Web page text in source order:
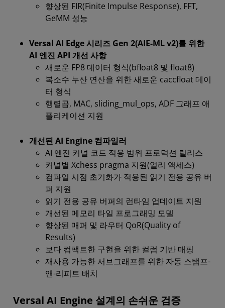
향상된 FIR(Finite Impulse Response), FFT,
GeMM 성능
Versal AI Edge 시리즈 Gen 2(AIE-ML v2)를 위한
AI 엔진 API 개선 사항
새로운 FP8 데이터 형식(bfloat8 및 float8)
복소수 누산 연산을 위한 새로운 caccfloat 데이
터 형식
행렬곱, MAC, sliding_mul_ops, ADF 그래프 애
플리케이션 지원
개선된 AI Engine 컴파일러
AI 엔진 커널 코드 적용 범위 프로덕션 릴리스
커널별 Xchess pragma 지원(얼리 액세스)
컴파일 시점 초기화가 적용된 읽기 전용 공유 버
퍼 지원
읽기 전용 공유 버퍼의 런타임 업데이트 지원
개선된 메모리 타일 프로그래밍 모델
향상된 매퍼 및 라우터 QoR(Quality of
Results)
보다 컴팩트한 구현을 위한 컬럼 기반 매핑
재사용 가능한 서브그래프를 위한 자동 스탬프-
앤-리피트 배치
Versal AI Engine 설계의 손쉬운 검증